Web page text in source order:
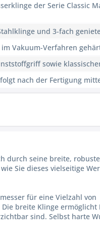
der Serie Classic
und 3-fach
Vakuum-Verfahren
sowie
nach der Fertigung
durch seine breite,
Sie dieses vielseitige
für eine Vielzahl von
breite Klinge ermöglicht
sind. Selbst harte